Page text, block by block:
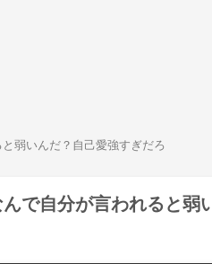
弱いんだ？自己愛強すぎだろ
で自分が言われると弱